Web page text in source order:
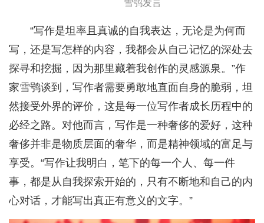
雪鸮发言
“写作是坦率且真诚的自我表达，无论是为何而
写，还是写怎样的内容，我都会从自己记忆的深处去
探寻和挖掘，因为那里藏着我创作的灵感源泉。”作
家雪鸮谈到，写作者需要勇敢地直面自身的脆弱，坦
然接受外界的评价，这是每一位写作者成长历程中的
必经之路。对他而言，写作是一种奢侈的爱好，这种
奢侈并非是物质层面的奢华，而是精神领域的富足与
享受。“写作让我明白，笔下的每一个人、每一件
事，都是从自我探索开始的，只有不断地和自己的内
心对话，才能写出真正有意义的文字。”